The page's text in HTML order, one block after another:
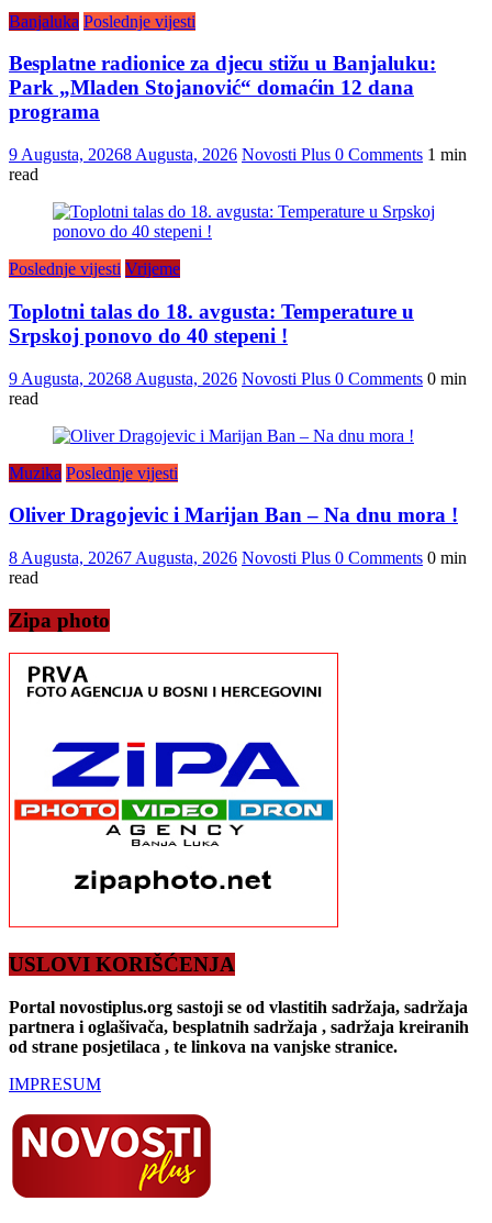
Banjaluka Poslednje vijesti
Besplatne radionice za djecu stižu u Banjaluku:
Park „Mladen Stojanović“ domaćin 12 dana
programa
9 Augusta, 20268 Augusta, 2026 Novosti Plus 0 Comments 1 min
read
Poslednje vijesti Vrijeme
Toplotni talas do 18. avgusta: Temperature u
Srpskoj ponovo do 40 stepeni !
9 Augusta, 20268 Augusta, 2026 Novosti Plus 0 Comments 0 min
read
Muzika Poslednje vijesti
Oliver Dragojevic i Marijan Ban – Na dnu mora !
8 Augusta, 20267 Augusta, 2026 Novosti Plus 0 Comments 0 min
read
Zipa photo
USLOVI KORIŠĆENJA
Portal novostiplus.org sastoji se od vlastitih sadržaja, sadržaja
partnera i oglašivača, besplatnih sadržaja , sadržaja kreiranih
od strane posjetilaca , te linkova na vanjske stranice.
IMPRESUM